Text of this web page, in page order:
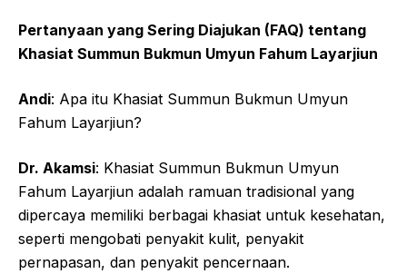
Pertanyaan yang Sering Diajukan (FAQ) tentang
Khasiat Summun Bukmun Umyun Fahum Layarjiun
Andi: Apa itu Khasiat Summun Bukmun Umyun
Fahum Layarjiun?
Dr. Akamsi: Khasiat Summun Bukmun Umyun
Fahum Layarjiun adalah ramuan tradisional yang
dipercaya memiliki berbagai khasiat untuk kesehatan,
seperti mengobati penyakit kulit, penyakit
pernapasan, dan penyakit pencernaan.